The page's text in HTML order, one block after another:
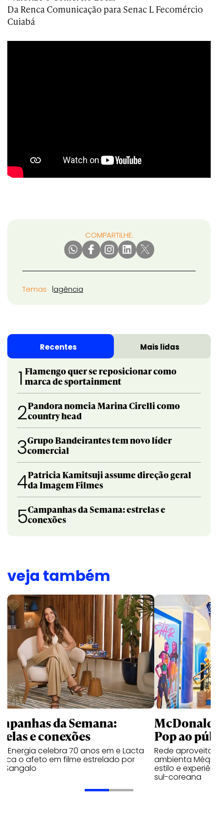
Da Renca Comunicação para Senac L Fecomércio
Cuiabá
COMPARTILHE:
Temas agência
Recentes Mais lidas
1 Flamengo quer se reposicionar como
marca de sportainment
2Pandora nomeia Marina Cirelli como
country head
3Grupo Bandeirantes tem novo líder
comercial
4Patricia Kamitsuji assume direção geral
da Imagem Filmes
5Campanhas da Semana: estrelas e
conexões
veja também
da Semana:
e conexões
Energia celebra 70 anos em e Lacta
o afeto em filme estrelado por
Sangalo
Pop ao
Rede aproveita
ambienta Méqui
estilo e
sul-coreana